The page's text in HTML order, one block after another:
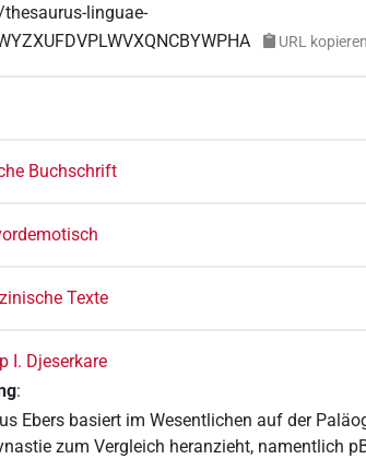
linguae-
URL kopieren
Buchschrift
Texte
I. Djeserkare
:
Ebers basiert im Wesentlichen auf der
zum Vergleich heranzieht, namentlich